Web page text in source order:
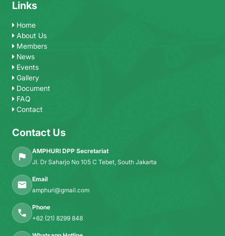
Links
Home
About Us
Members
News
Events
Gallery
Document
FAQ
Contact
Contact Us
AMPHURI DPP Secretariat
Jl. Dr Saharjo No 105 C Tebet, South Jakarta
Email
amphuri@gmail.com
Phone
+62 (21) 8299 848